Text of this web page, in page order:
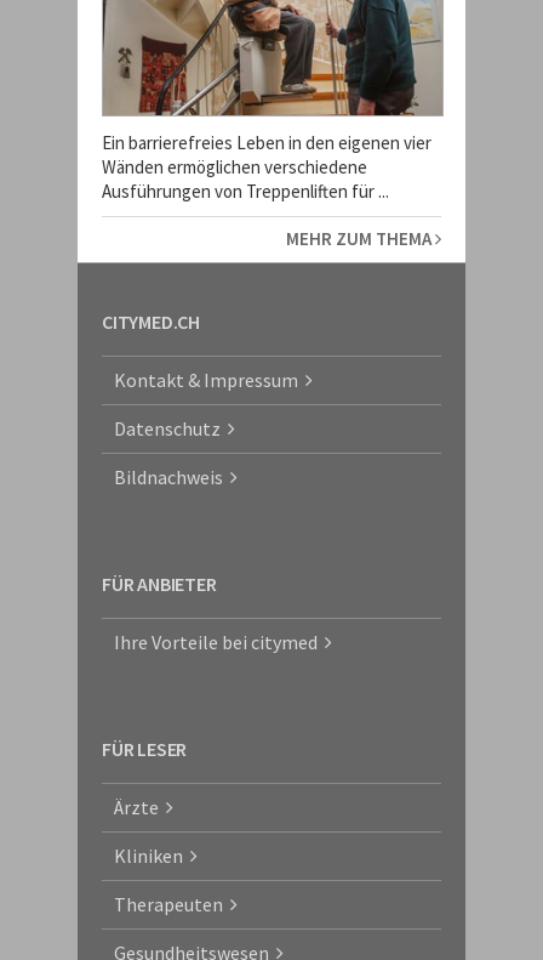
Ein barrierefreies Leben in den eigenen vier
Wänden ermöglichen verschiedene
Ausführungen von Treppenliften für ...
MEHR ZUM THEMA
CITYMED.CH
Kontakt & Impressum
Datenschutz
Bildnachweis
FÜR ANBIETER
Ihre Vorteile bei citymed
FÜR LESER
Ärzte
Kliniken
Therapeuten
Gesundheitswesen